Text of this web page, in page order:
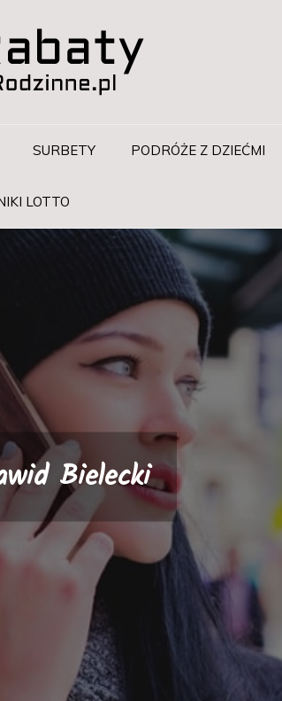
SURBETY PODRÓŻE Z DZIEĆMI
LOTTO
Bielecki